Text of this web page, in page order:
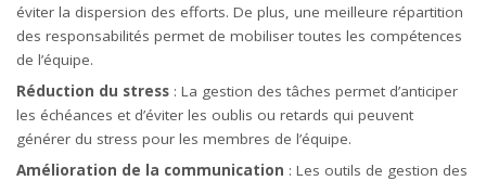
éviter la dispersion des efforts. De plus, une meilleure répartition
des responsabilités permet de mobiliser toutes les compétences
de l’équipe.
Réduction du stress : La gestion des tâches permet d’anticiper
les échéances et d’éviter les oublis ou retards qui peuvent
générer du stress pour les membres de l’équipe.
Amélioration de la communication : Les outils de gestion des